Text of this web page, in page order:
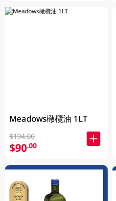
Meadows橄欖油 1LT
$194.00
$90.00